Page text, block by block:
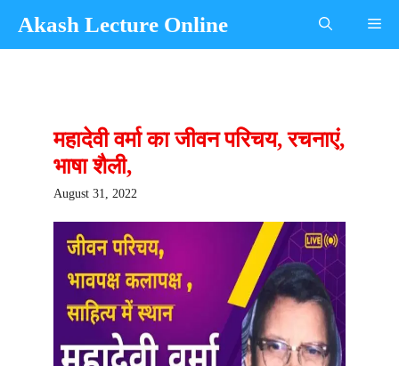
Akash Lecture Online
महादेवी वर्मा का जीवन परिचय, रचनाएं,
भाषा शैली,
August 31, 2022